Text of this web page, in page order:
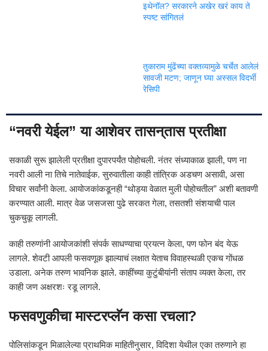
इथेनॉल? सरकारने अखेर खरं काय ते
स्पष्ट सांगितलं
तुकाराम मुंढेंच्या वक्तव्यामुळे चर्चेत आलेलं
सावजी मटण; जाणून घ्या अस्सल विदर्भी
रेसिपी
“नवरी येईल” या आशेवर तासन्‌तास प्रतीक्षा
सकाळी सुरू झालेली प्रतीक्षा दुपारपर्यंत पोहोचली. नंतर संध्याकाळ झाली, पण ना
नवरी आली ना तिचे नातेवाईक. सुरुवातीला काही तांत्रिक अडचण असावी, असा
विचार सर्वांनी केला. आयोजकांकडूनही “थोड्या वेळात मुली पोहोचतील” अशी बतावणी
करण्यात आली. मात्र वेळ जसजसा पुढे सरकत गेला, तसतशी संशयाची पाल
चुकचुकू लागली.
काही तरुणांनी आयोजकांशी संपर्क साधण्याचा प्रयत्न केला, पण फोन बंद येऊ
लागले. शेवटी आपली फसवणूक झाल्याचं लक्षात येताच विवाहस्थळी एकच गोंधळ
उडाला. अनेक तरुण भावनिक झाले. काहींच्या कुटुंबीयांनी संताप व्यक्त केला, तर
काही जण अक्षरशः रडू लागले.
फसवणुकीचा मास्टरप्लॅन कसा रचला?
पोलिसांकडून मिळालेल्या प्राथमिक माहितीनुसार, विदिशा येथील एका तरुणाने हा